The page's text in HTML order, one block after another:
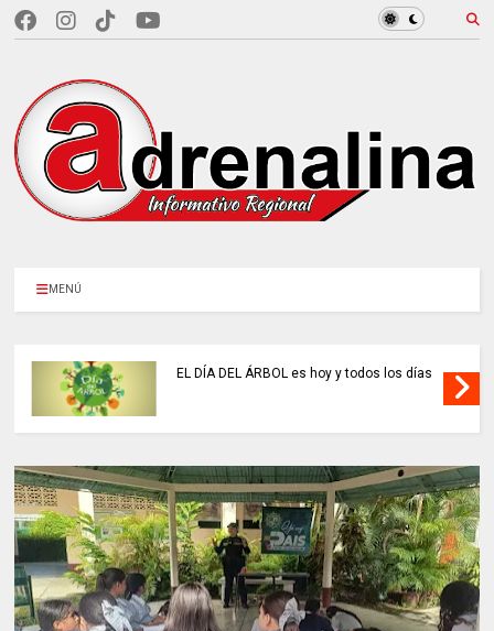
MENÚ
EL DÍA DEL ÁRBOL es hoy y todos los días